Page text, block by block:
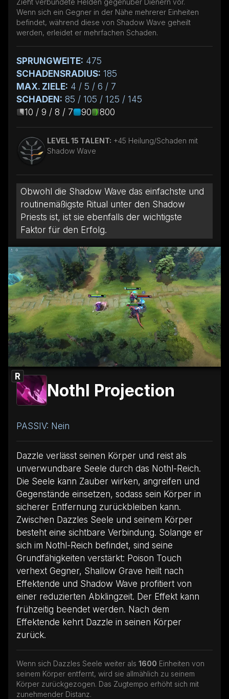
Zieht verbündete Helden gegenüber Dienern vor.
Wenn sich ein Gegner in der Nähe mehrerer Einheiten
befindet, während diese von Shadow Wave geheilt
werden, erleidet er mehrfachen Schaden.
SPRUNGWEITE: 475
SCHADENSRADIUS: 185
MAX. ZIELE: 4 / 5 / 6 / 7
SCHADEN: 85 / 105 / 125 / 145
10 / 9 / 8 / 7
90 800
LEVEL 15 TALENT: +45 Heilung/Schaden mit
Shadow Wave
Obwohl die Shadow Wave das einfachste und
routinemäßigste Ritual unter den Shadow
Priests ist, ist sie ebenfalls der wichtigste
Faktor für den Erfolg.
R
Nothl Projection
PASSIV: Nein
Dazzle verlässt seinen Körper und reist als
unverwundbare Seele durch das Nothl-Reich.
Die Seele kann Zauber wirken, angreifen und
Gegenstände einsetzen, sodass sein Körper in
sicherer Entfernung zurückbleiben kann.
Zwischen Dazzles Seele und seinem Körper
besteht eine sichtbare Verbindung. Solange er
sich im Nothl-Reich befindet, sind seine
Grundfähigkeiten verstärkt: Poison Touch
verhext Gegner, Shallow Grave heilt nach
Effektende und Shadow Wave profitiert von
einer reduzierten Abklingzeit. Der Effekt kann
frühzeitig beendet werden. Nach dem
Effektende kehrt Dazzle in seinen Körper
zurück.
Wenn sich Dazzles Seele weiter als 1600 Einheiten von
seinem Körper entfernt, wird sie allmählich zu seinem
Körper zurückgezogen. Das Zugtempo erhöht sich mit
zunehmender Distanz.